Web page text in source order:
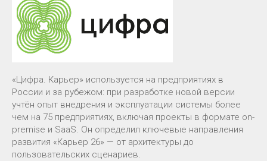
«Цифра. Карьер» используется на предприятиях в
России и за рубежом: при разработке новой версии
учтён опыт внедрения и эксплуатации системы более
чем на 75 предприятиях, включая проекты в формате on-
premise и SaaS. Он определил ключевые направления
развития «Карьер 26» — от архитектуры до
пользовательских сценариев.